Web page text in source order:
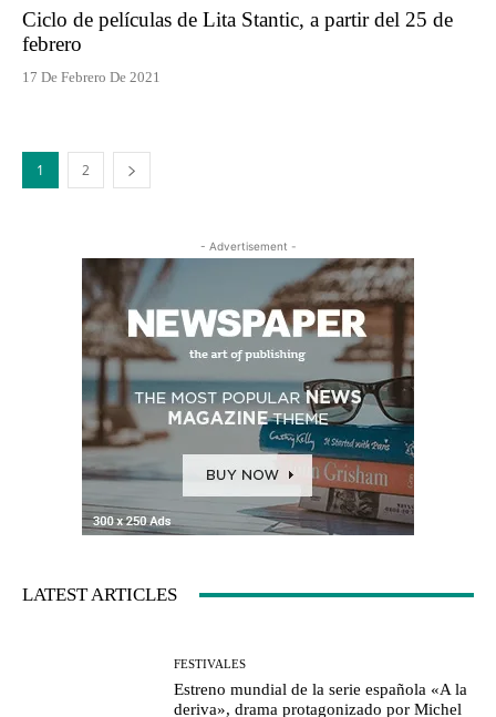
Ciclo de películas de Lita Stantic, a partir del 25 de
febrero
17 De Febrero De 2021
1 2
- Advertisement -
LATEST ARTICLES
FESTIVALES
Estreno mundial de la serie española «A la
deriva», drama protagonizado por Michel